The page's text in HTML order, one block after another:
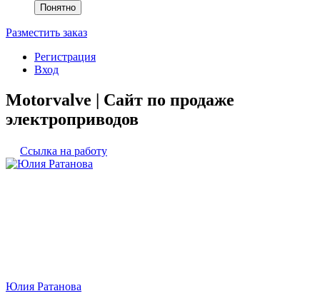
Понятно
Разместить заказ
Регистрация
Вход
Motorvalve | Сайт по продаже
электроприводов
Ссылка на работу
Юлия Ратанова